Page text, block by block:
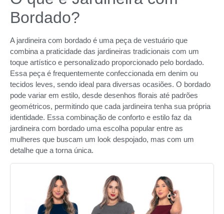
Bordado?
A jardineira com bordado é uma peça de vestuário que
combina a praticidade das jardineiras tradicionais com um
toque artístico e personalizado proporcionado pelo bordado.
Essa peça é frequentemente confeccionada em denim ou
tecidos leves, sendo ideal para diversas ocasiões. O bordado
pode variar em estilo, desde desenhos florais até padrões
geométricos, permitindo que cada jardineira tenha sua própria
identidade. Essa combinação de conforto e estilo faz da
jardineira com bordado uma escolha popular entre as
mulheres que buscam um look despojado, mas com um
detalhe que a torna única.